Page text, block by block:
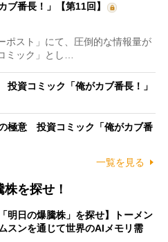
ブ番長！」【第11回】
スト」にて、圧倒的な情報量が
ミック」とし…
資コミック「俺がカブ番長！」
極意 投資コミック「俺がカブ番
一覧を見る
を探せ！
明日の爆騰株」を探せ】トーメン
スンを通じて世界のAIメモリ需